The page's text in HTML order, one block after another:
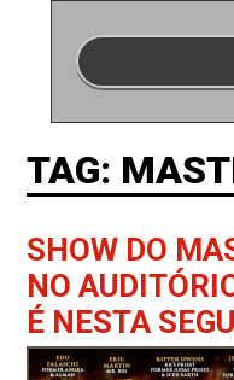
TAG:
SHOW DO
NO
É NESTA